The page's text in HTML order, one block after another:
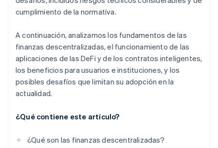
cumplimiento de la normativa.
A continuación, analizamos los fundamentos de las
finanzas descentralizadas, el funcionamiento de las
aplicaciones de las DeFi y de los contratos inteligentes,
los beneficios para usuarios e instituciones, y los
posibles desafíos que limitan su adopción en la
actualidad.
¿Qué contiene este artículo?
¿Qué son las finanzas descentralizadas?